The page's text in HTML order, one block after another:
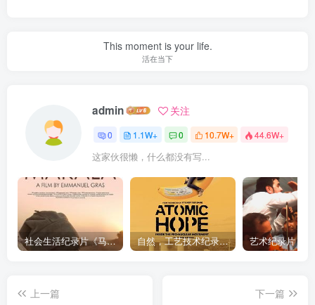
This moment is your life.
活在当下
admin 关注
0 1.1W+ 0 10.7W+ 44.6W+
这家伙很懒，什么都没有写...
社会生活纪录片《马加拉 Makala》下载 自然，工艺技术纪录片《原子能的希望 Atomic Hope – Inside the Pro-Nuclear Movement》下载
上一篇
下一篇